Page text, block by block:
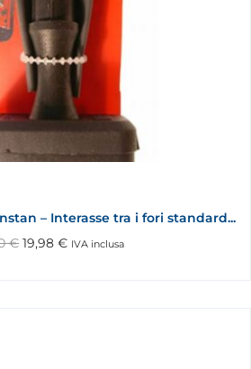
– Interasse tra i fori standard...
€ 19,98 € IVA inclusa